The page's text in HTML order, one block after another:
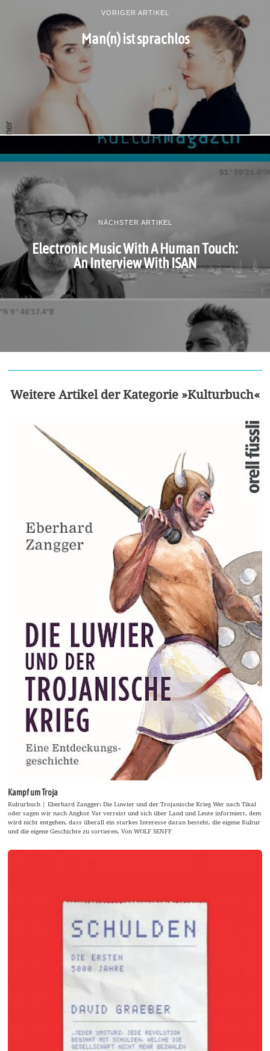
VORIGER ARTIKEL
Man(n) ist sprachlos
NÄCHSTER ARTIKEL
Electronic Music With A Human Touch:
An Interview With ISAN
Weitere Artikel der Kategorie »Kulturbuch«
Kampf um Troja
Kulturbuch | Eberhard Zangger: Die Luwier und der Trojanische Krieg Wer nach Tikal
oder sagen wir nach Angkor Vat verreist und sich über Land und Leute informiert, dem
wird nicht entgehen, dass überall ein starkes Interesse daran besteht, die eigene Kultur
und die eigene Geschichte zu sortieren. Von WOLF SENFF